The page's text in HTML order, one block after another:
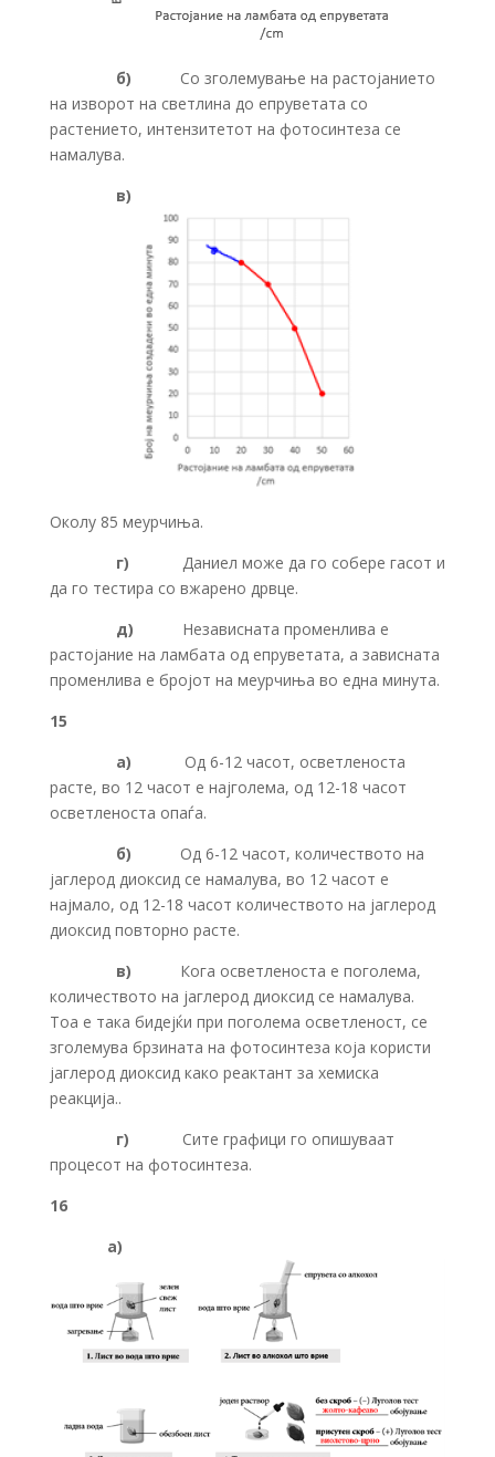
б) Со зголемување на растојанието
на изворот на светлина до епруветата со
растението, интензитетот на фотосинтеза се
намалува.
в)
Околу 85 меурчиња.
г) Даниел може да го собере гасот и
да го тестира со вжарено дрвце.
д) Независната променлива е
растојание на ламбата од епруветата, а зависната
променлива е бројот на меурчиња во една минута.
15
а) Од 6-12 часот, осветленоста
расте, во 12 часот е најголема, од 12-18 часот
осветленоста опаѓа.
б) Од 6-12 часот, количеството на
јаглерод диоксид се намалува, во 12 часот е
најмало, од 12-18 часот количеството на јаглерод
диоксид повторно расте.
в) Кога осветленоста е поголема,
количеството на јаглерод диоксид се намалува.
Тоа е така бидејќи при поголема осветленост, се
зголемува брзината на фотосинтеза која користи
јаглерод диоксид како реактант за хемиска
реакција..
г) Сите графици го опишуваат
процесот на фотосинтеза.
16
а)